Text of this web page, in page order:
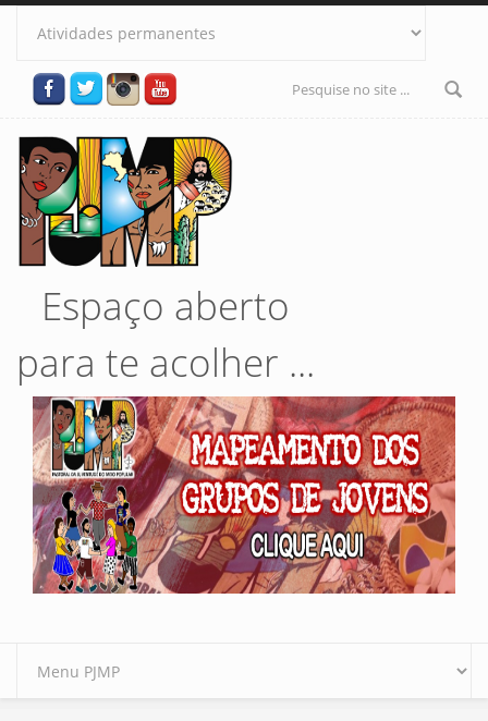
Pular para o conteúdo principal
Formulário
Espaço aberto
para te acolher ...